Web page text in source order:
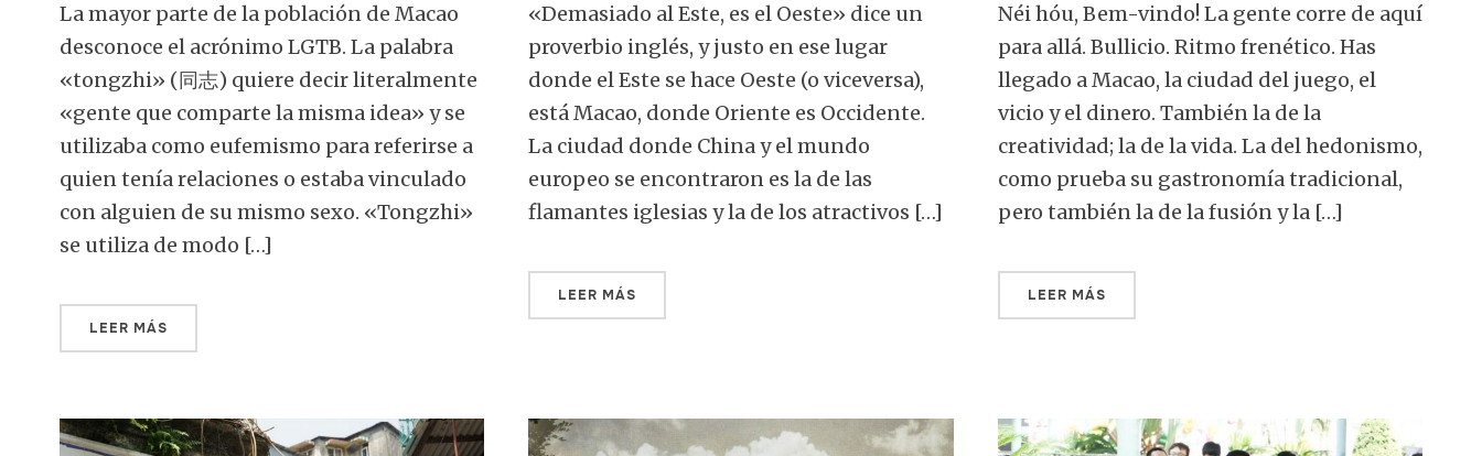
La mayor parte de la población de Macao
desconoce el acrónimo LGTB. La palabra
«tongzhi» (同志) quiere decir literalmente
«gente que comparte la misma idea» y se
utilizaba como eufemismo para referirse a
quien tenía relaciones o estaba vinculado
con alguien de su mismo sexo. «Tongzhi»
se utiliza de modo […]
LEER MÁS
«Demasiado al Este, es el Oeste» dice un
proverbio inglés, y justo en ese lugar
donde el Este se hace Oeste (o viceversa),
está Macao, donde Oriente es Occidente.
La ciudad donde China y el mundo
europeo se encontraron es la de las
flamantes iglesias y la de los atractivos […]
LEER MÁS
Néi hóu, Bem-vindo! La gente corre de aquí
para allá. Bullicio. Ritmo frenético. Has
llegado a Macao, la ciudad del juego, el
vicio y el dinero. También la de la
creatividad; la de la vida. La del hedonismo,
como prueba su gastronomía tradicional,
pero también la de la fusión y la […]
LEER MÁS